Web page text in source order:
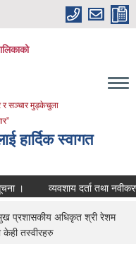
र सञ्चार मुड्केचुला
हार्दिक स्वागत
व्यवशाय दर्ता तथा नवीकरण
प्रशासकीय अधिकृत श्री रेशम
केही तस्वीरहरु